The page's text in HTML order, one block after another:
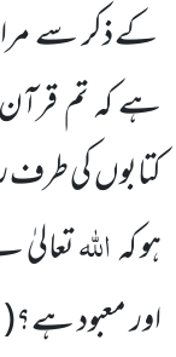
کے ذکر سے
ہے کہ تم
کتابوںکی طرف
ہوکہاللہتعالیٰ
اور معبود ہے؟(